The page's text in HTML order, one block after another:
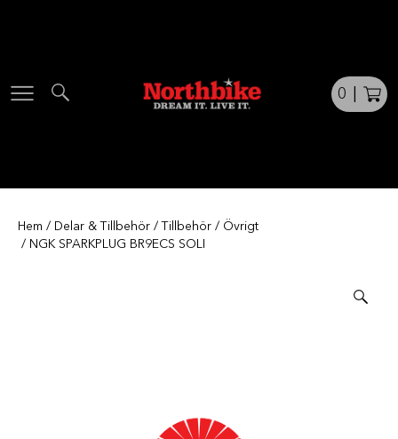
0
Hem / Delar & Tillbehör / Tillbehör / Övrigt
/ NGK SPARKPLUG BR9ECS SOLI